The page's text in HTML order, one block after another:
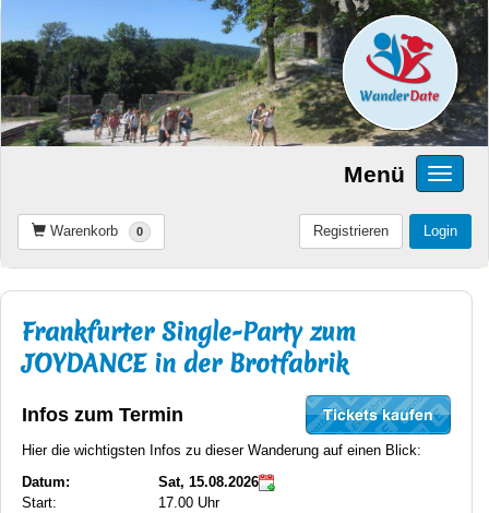
Menü
Warenkorb 0 Login
Registrieren
Frankfurter Single-Party zum
JOYDANCE in der Brotfabrik
Infos zum Termin
Hier die wichtigsten Infos zu dieser Wanderung auf einen Blick:
Datum:
Sat, 15.08.2026
Start:
17.00 Uhr